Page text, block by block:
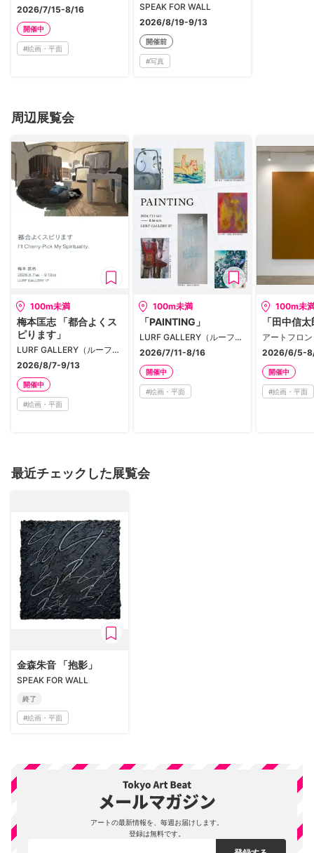
2026/7/15-8/16
開催中
#絵画・平面
SPEAK FOR WALL
2026/8/19-9/13
開催前
#写真
周辺展覧会
100m未満
梅本匡志 「都合よくス
ピります」
LURF GALLERY（ルーフギャラリー）
2026/8/7-9/13
開催中
#絵画・平面
100m未満
「PAINTING」
LURF GALLERY（ルーフギャラリー）
2026/7/11-8/16
開催中
#絵画・平面
100m未
「田中信
アートフロ
2026/6/5-
開催中
#絵画・平面
最近チェックした展覧会
金森朱音 「抱影」
SPEAK FOR WALL
終了
#絵画・平面
アートの最新情報を、毎週お届けします。
登録は無料です。